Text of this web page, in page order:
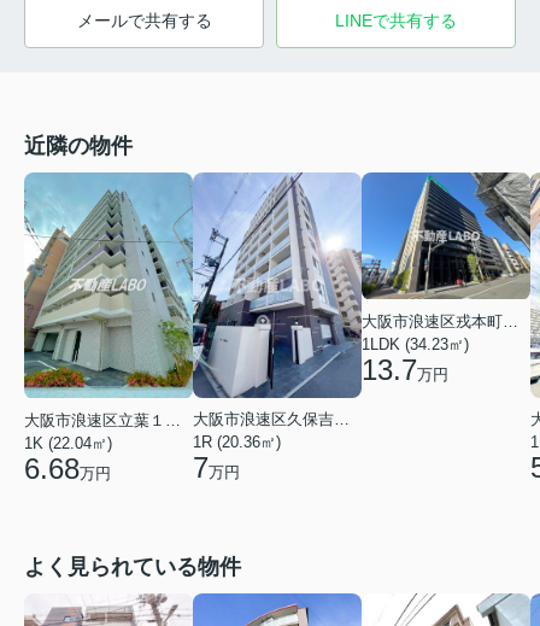
メールで共有する LINEで共有する
近隣の物件
1K (22.04㎡)
6.68万円
大阪市浪速区久保吉１丁目
1R (20.36㎡)
7万円
1LDK (34.23㎡)
13.7万円
よく見られている物件